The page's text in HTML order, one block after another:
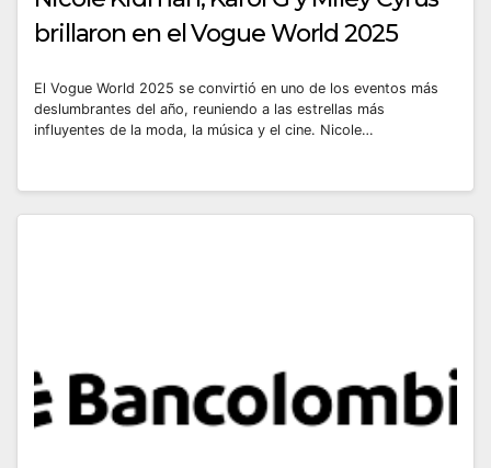
brillaron en el Vogue World 2025
El Vogue World 2025 se convirtió en uno de los eventos más
deslumbrantes del año, reuniendo a las estrellas más
influyentes de la moda, la música y el cine. Nicole…